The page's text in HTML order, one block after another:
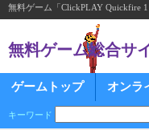
無料ゲーム「ClickPLAY Quickfire
無料ゲーム総合サ
ゲームトップ オンラ
キーワード